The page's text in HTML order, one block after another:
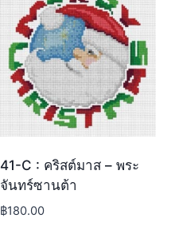
41-C : คริสต์มาส – พระ
จันทร์ซานต้า
฿180.00